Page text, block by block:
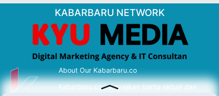
KABARBARU NETWORK
About Our Kabarbaru.co
Kabarbaru.co menyajikan berita aktual dan